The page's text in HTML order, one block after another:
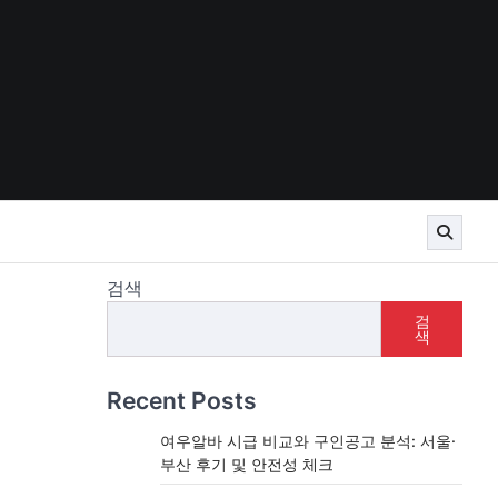
검색
검
색
Recent Posts
여우알바 시급 비교와 구인공고 분석: 서울·
부산 후기 및 안전성 체크